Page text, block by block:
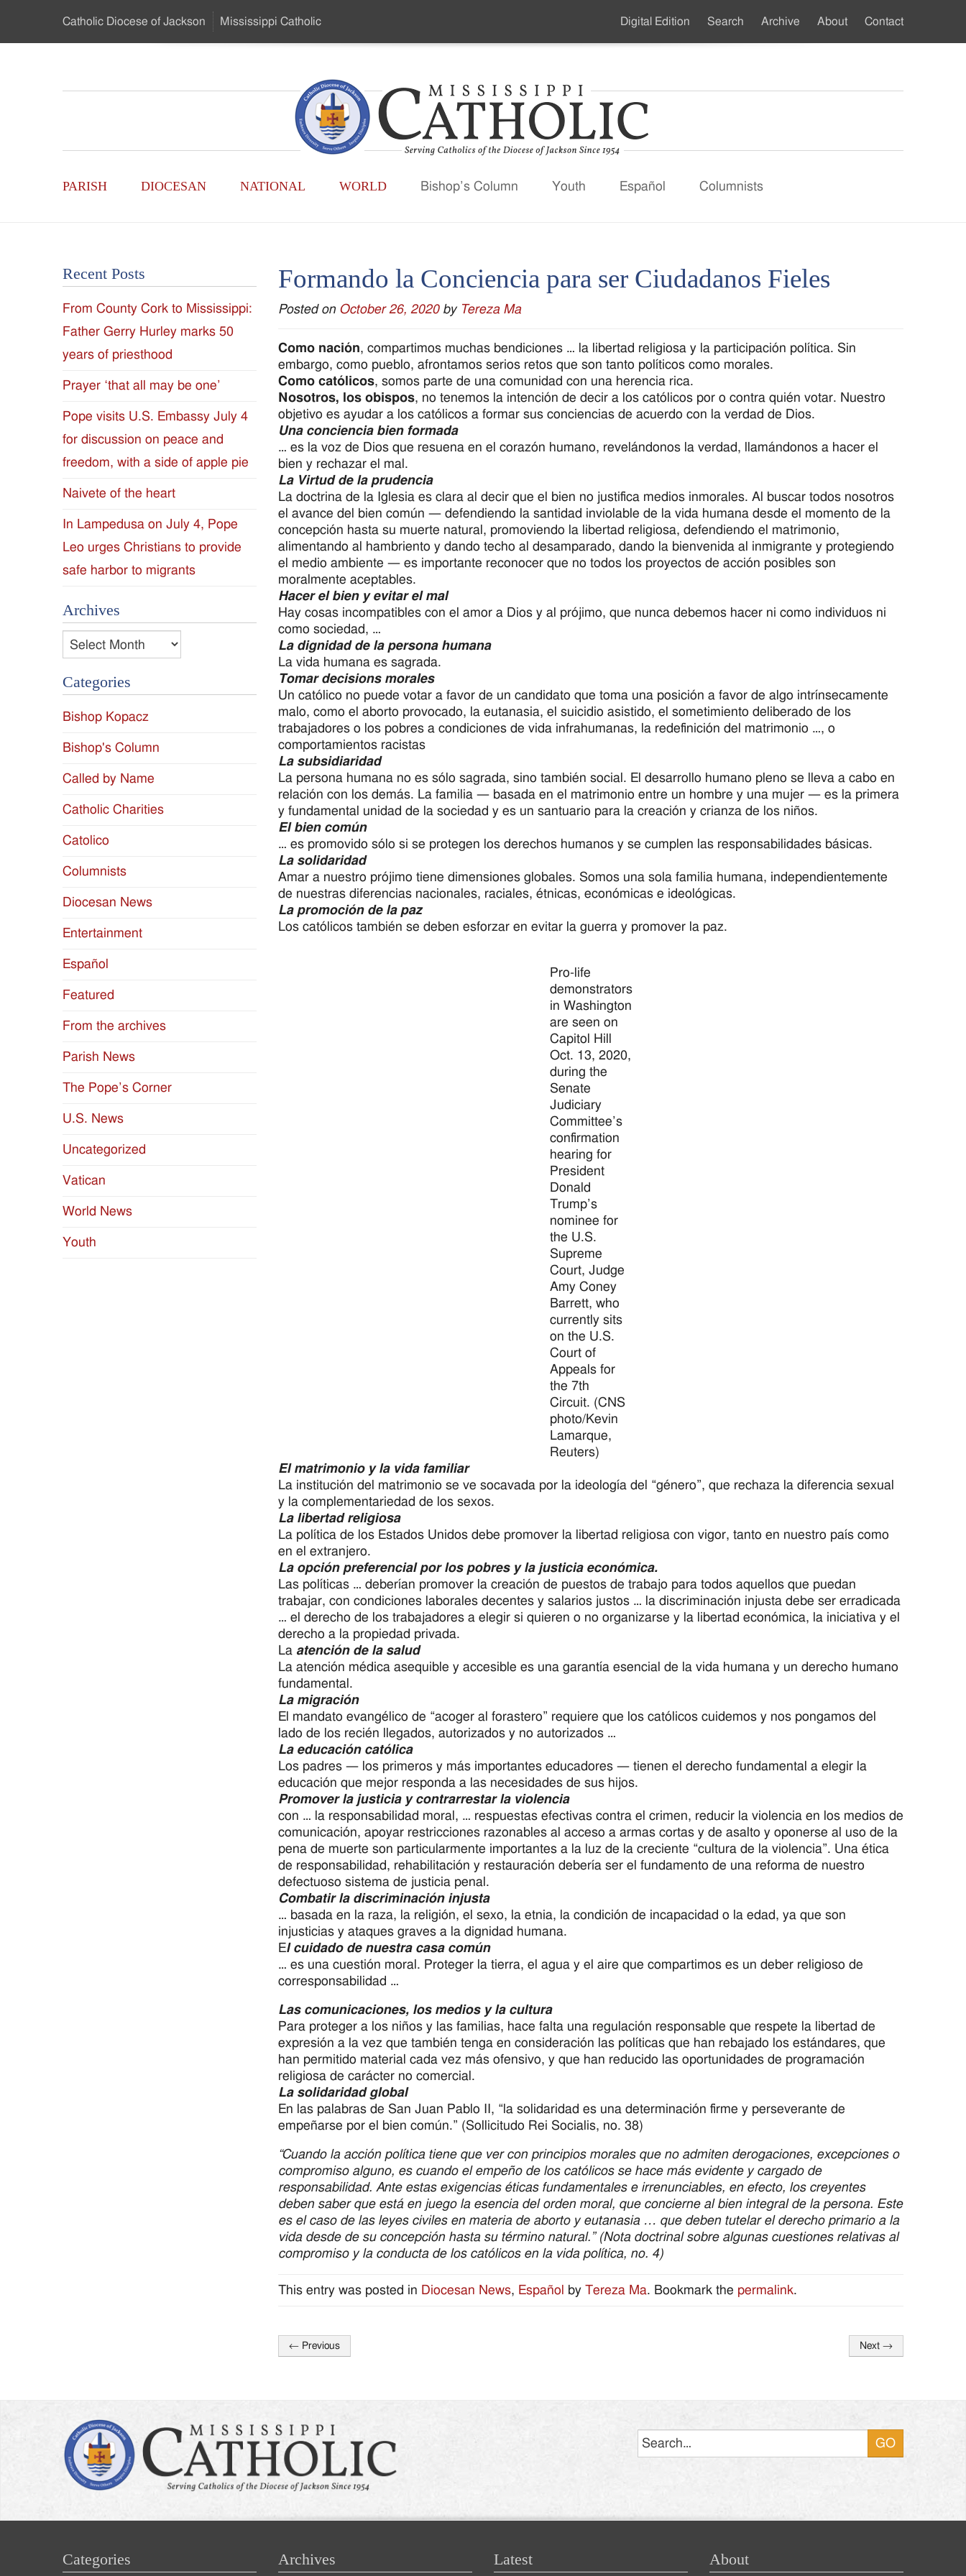
…
Catholic Diocese of Jackson Mississippi Catholic
Catholic
-
of
the
Diocese
of
Jackson
Since
1954
Main
PARISH DIOCESAN NATIONAL WORLD Bishop’s Column Youth Español Columnists
Secondary
Digital Edition Search Archive About Contact
Formando la Conciencia para ser Ciudadanos Fieles
Posted on October 26, 2020 by Tereza Ma
Como nación, compartimos muchas bendiciones … la libertad religiosa y la participación política. Sin
embargo, como pueblo, afrontamos serios retos que son tanto políticos como morales.
Como católicos, somos parte de una comunidad con una herencia rica.
Nosotros, los obispos, no tenemos la intención de decir a los católicos por o contra quién votar. Nuestro
objetivo es ayudar a los católicos a formar sus conciencias de acuerdo con la verdad de Dios.
Una conciencia bien formada
… es la voz de Dios que resuena en el corazón humano, revelándonos la verdad, llamándonos a hacer el
bien y rechazar el mal.
La Virtud de la prudencia
La doctrina de la Iglesia es clara al decir que el bien no justifica medios inmorales. Al buscar todos nosotros
el avance del bien común — defendiendo la santidad inviolable de la vida humana desde el momento de la
concepción hasta su muerte natural, promoviendo la libertad religiosa, defendiendo el matrimonio,
alimentando al hambriento y dando techo al desamparado, dando la bienvenida al inmigrante y protegiendo
el medio ambiente — es importante reconocer que no todos los proyectos de acción posibles son
moralmente aceptables.
Hacer el bien y evitar el mal
Hay cosas incompatibles con el amor a Dios y al prójimo, que nunca debemos hacer ni como individuos ni
como sociedad, …
La dignidad de la persona humana
La vida humana es sagrada.
Tomar decisions morales
Un católico no puede votar a favor de un candidato que toma una posición a favor de algo intrínsecamente
malo, como el aborto provocado, la eutanasia, el suicidio asistido, el sometimiento deliberado de los
trabajadores o los pobres a condiciones de vida infrahumanas, la redefinición del matrimonio …, o
comportamientos racistas
La subsidiaridad
La persona humana no es sólo sagrada, sino también social. El desarrollo humano pleno se lleva a cabo en
relación con los demás. La familia — basada en el matrimonio entre un hombre y una mujer — es la primera
y fundamental unidad de la sociedad y es un santuario para la creación y crianza de los niños.
El bien común
… es promovido sólo si se protegen los derechos humanos y se cumplen las responsabilidades básicas.
La solidaridad
Amar a nuestro prójimo tiene dimensiones globales. Somos una sola familia humana, independientemente
de nuestras diferencias nacionales, raciales, étnicas, económicas e ideológicas.
La promoción de la paz
Los católicos también se deben esforzar en evitar la guerra y promover la paz.
Pro-life
demonstrators
in Washington
are seen on
Capitol Hill
Oct. 13, 2020,
during the
Senate
Judiciary
Committee’s
confirmation
hearing for
President
Donald
Trump’s
nominee for
the U.S.
Supreme
Court, Judge
Amy Coney
Barrett, who
currently sits
on the U.S.
Court of
Appeals for
the 7th
Circuit. (CNS
photo/Kevin
Lamarque,
Reuters)
El matrimonio y la vida familiar
La institución del matrimonio se ve socavada por la ideología del “género”, que rechaza la diferencia sexual
y la complementariedad de los sexos.
La libertad religiosa
La política de los Estados Unidos debe promover la libertad religiosa con vigor, tanto en nuestro país como
en el extranjero.
La opción preferencial por los pobres y la justicia económica.
Las políticas … deberían promover la creación de puestos de trabajo para todos aquellos que puedan
trabajar, con condiciones laborales decentes y salarios justos … la discriminación injusta debe ser erradicada
… el derecho de los trabajadores a elegir si quieren o no organizarse y la libertad económica, la iniciativa y el
derecho a la propiedad privada.
La atención de la salud
La atención médica asequible y accesible es una garantía esencial de la vida humana y un derecho humano
fundamental.
La migración
El mandato evangélico de “acoger al forastero” requiere que los católicos cuidemos y nos pongamos del
lado de los recién llegados, autorizados y no autorizados …
La educación católica
Los padres — los primeros y más importantes educadores — tienen el derecho fundamental a elegir la
educación que mejor responda a las necesidades de sus hijos.
Promover la justicia y contrarrestar la violencia
con … la responsabilidad moral, … respuestas efectivas contra el crimen, reducir la violencia en los medios de
comunicación, apoyar restricciones razonables al acceso a armas cortas y de asalto y oponerse al uso de la
pena de muerte son particularmente importantes a la luz de la creciente “cultura de la violencia”. Una ética
de responsabilidad, rehabilitación y restauración debería ser el fundamento de una reforma de nuestro
defectuoso sistema de justicia penal.
Combatir la discriminación injusta
… basada en la raza, la religión, el sexo, la etnia, la condición de incapacidad o la edad, ya que son
injusticias y ataques graves a la dignidad humana.
El cuidado de nuestra casa común
… es una cuestión moral. Proteger la tierra, el agua y el aire que compartimos es un deber religioso de
corresponsabilidad …
Las comunicaciones, los medios y la cultura
Para proteger a los niños y las familias, hace falta una regulación responsable que respete la libertad de
expresión a la vez que también tenga en consideración las políticas que han rebajado los estándares, que
han permitido material cada vez más ofensivo, y que han reducido las oportunidades de programación
religiosa de carácter no comercial.
La solidaridad global
En las palabras de San Juan Pablo II, “la solidaridad es una determinación firme y perseverante de
empeñarse por el bien común.” (Sollicitudo Rei Socialis, no. 38)
“Cuando la acción política tiene que ver con principios morales que no admiten derogaciones, excepciones o
compromiso alguno, es cuando el empeño de los católicos se hace más evidente y cargado de
responsabilidad. Ante estas exigencias éticas fundamentales e irrenunciables, en efecto, los creyentes
deben saber que está en juego la esencia del orden moral, que concierne al bien integral de la persona. Este
es el caso de las leyes civiles en materia de aborto y eutanasia … que deben tutelar el derecho primario a la
vida desde de su concepción hasta su término natural.” (Nota doctrinal sobre algunas cuestiones relativas al
compromiso y la conducta de los católicos en la vida política, no. 4)
This entry was posted in Diocesan News, Español by Tereza Ma. Bookmark the permalink.
Post
← Previous Next →
Recent Posts
From County Cork to Mississippi:
Father Gerry Hurley marks 50
years of priesthood
Prayer ‘that all may be one’
Pope visits U.S. Embassy July 4
for discussion on peace and
freedom, with a side of apple pie
Naivete of the heart
In Lampedusa on July 4, Pope
Leo urges Christians to provide
safe harbor to migrants
Archives
Archives
Categories
Bishop Kopacz
Bishop's Column
Called by Name
Catholic Charities
Catolico
Columnists
Diocesan News
Entertainment
Español
Featured
From the archives
Parish News
The Pope’s Corner
U.S. News
Uncategorized
Vatican
World News
Youth
Categories Archives Latest About